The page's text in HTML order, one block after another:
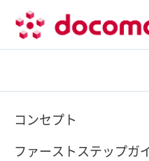
コンセプト
Compute Dとは
関連サービス
ご利用開始までの流れ
ファーストステップガ